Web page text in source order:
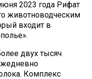
2023 года Рифат
животноводческим
входит в
двух тысяч
Комплекс